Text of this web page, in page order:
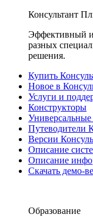
Консультант
Эффективный
разных
решения.
Купить
Новое в
Услуги и
Конструкторы
Путеводители
Версии
Описание
Описание
Скачать демо-
Образование